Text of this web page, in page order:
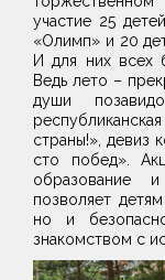
участие 25
«Олимп» и 20
И для них всех
Ведь лето –
души
страны!», девиз
сто побед».
образование
позволяет
но и
знакомством с